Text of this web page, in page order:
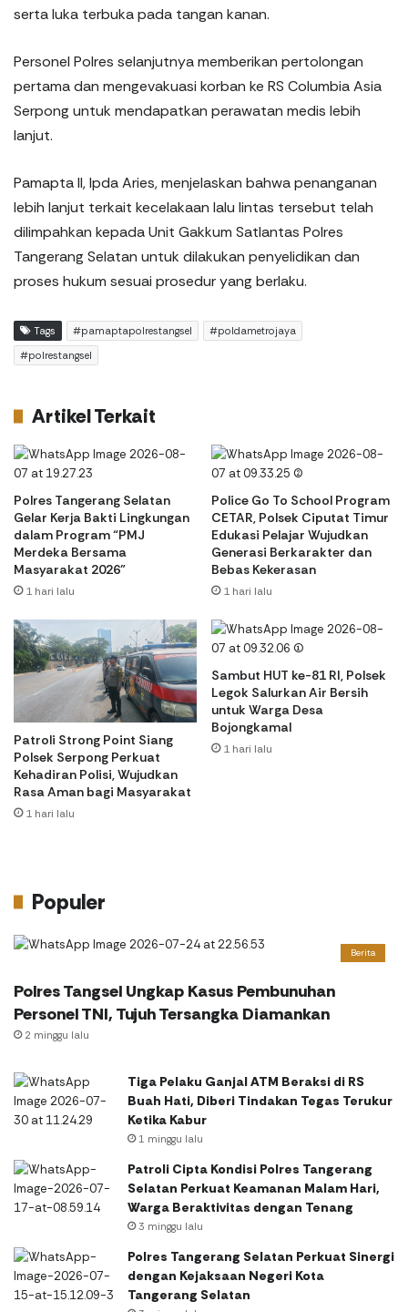
serta luka terbuka pada tangan kanan.
Personel Polres selanjutnya memberikan pertolongan
pertama dan mengevakuasi korban ke RS Columbia Asia
Serpong untuk mendapatkan perawatan medis lebih
lanjut.
Pamapta II, Ipda Aries, menjelaskan bahwa penanganan
lebih lanjut terkait kecelakaan lalu lintas tersebut telah
dilimpahkan kepada Unit Gakkum Satlantas Polres
Tangerang Selatan untuk dilakukan penyelidikan dan
proses hukum sesuai prosedur yang berlaku.
Tags #pamaptapolrestangsel
#poldametrojaya
#polrestangsel
Artikel Terkait
Polres Tangerang Selatan
Gelar Kerja Bakti Lingkungan
dalam Program “PMJ
Merdeka Bersama
Masyarakat 2026”
1 hari lalu
Police Go To School Program
CETAR, Polsek Ciputat Timur
Edukasi Pelajar Wujudkan
Generasi Berkarakter dan
Bebas Kekerasan
1 hari lalu
Patroli Strong Point Siang
Polsek Serpong Perkuat
Kehadiran Polisi, Wujudkan
Rasa Aman bagi Masyarakat
1 hari lalu
Sambut HUT ke-81 RI, Polsek
Legok Salurkan Air Bersih
untuk Warga Desa
Bojongkamal
1 hari lalu
Populer
Berita
Polres Tangsel Ungkap Kasus Pembunuhan
Personel TNI, Tujuh Tersangka Diamankan
2 minggu lalu
Tiga Pelaku Ganjal ATM Beraksi di RS
Buah Hati, Diberi Tindakan Tegas Terukur
Ketika Kabur
1 minggu lalu
Patroli Cipta Kondisi Polres Tangerang
Selatan Perkuat Keamanan Malam Hari,
Warga Beraktivitas dengan Tenang
3 minggu lalu
Polres Tangerang Selatan Perkuat Sinergi
dengan Kejaksaan Negeri Kota
Tangerang Selatan